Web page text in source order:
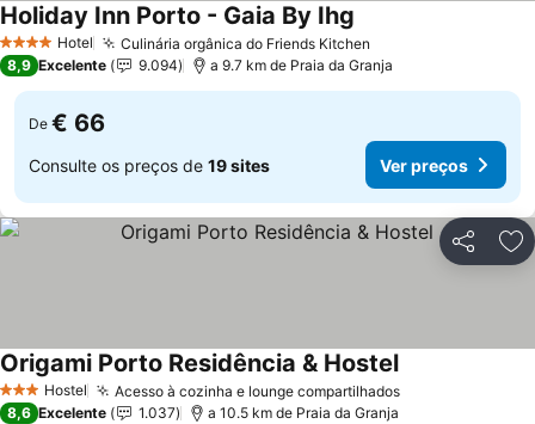
4 EstrelasHotel Culinária orgânica do Friends Kitchen
Holiday Inn Porto - Gaia By Ihg
8,9 Excelente 9.094 a 9.7 km de Praia da Granja
De € 66
Consulte os preços de 19 sites Ver preços
Partilhar
3 EstrelasHostel Acesso à cozinha e lounge compartilhadosVer preços
Origami Porto Residência & HostelVer preços
8,6 Excelente 1.037 a 10.5 km de Praia da Granja